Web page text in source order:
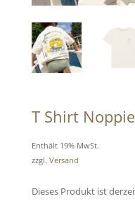
T Shirt
Enthält 19% MwSt.
zzgl. Versand
Dieses Produkt ist